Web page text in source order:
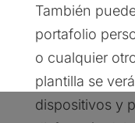
También
portafolio
o cualquier
plantilla se
dispositivos y
LinkedIn
Reddit